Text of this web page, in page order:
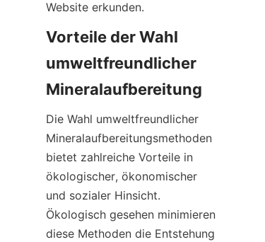
Vorteile der Wahl
umweltfreundlicher
Die Wahl umweltfreundlicher
Mineralaufbereitungsmethoden
bietet zahlreiche Vorteile in
ökologischer, ökonomischer
und sozialer Hinsicht.
Ökologisch gesehen minimieren
diese Methoden die Entstehung